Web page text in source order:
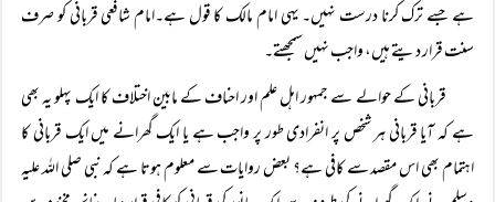
ہے جسے ترک کرنا درست نہیں۔ یہی امام مالک کا قول ہے۔امام شافعی قربانی کو صرف
سنت قرار دیتے ہیں، واجب نہیں سمجھتے۔
قربانی کے حوالے سے جمہور اہل علم اور احناف کے مابین اختلاف کا ایک پہلو یہ بھی
ہے کہ آیا قربانی ہر شخص پر انفرادی طور پر واجب ہے یا ایک گھرانے میں ایک قربانی کا
اہتمام بھی اس مقصد سے کافی ہے؟ بعض روایات سے معلوم ہوتا ہے کہ نبی صلی اللہ علیہ